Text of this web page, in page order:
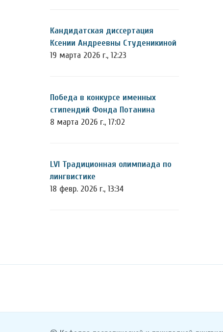
Кандидатская диссертация
Ксении Андреевны Студеникиной
19 марта 2026 г., 12:23
Победа в конкурсе именных
стипендий Фонда Потанина
8 марта 2026 г., 17:02
LVI Традиционная олимпиада по
лингвистике
18 февр. 2026 г., 13:34